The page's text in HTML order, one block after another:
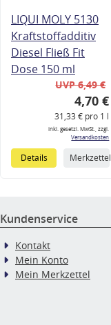
LIQUI MOLY 5130
Kraftstoffadditiv
Diesel Fließ Fit
Dose 150 ml
UVP 6,49 €
4,70 €
31,33 € pro 1 l
inkl. gesetzl. MwSt., zzgl.
Versandkosten
Details Merkzettel
Kundenservice
Kontakt
Mein Konto
Mein Merkzettel